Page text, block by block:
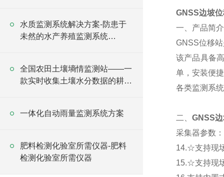
水质监测系统解决方案-防患于
未然的水产养殖监测系统
全国农田土壤墒情监测站——一
款实时收集土壤水分数据的耕地
一体化自动雨量监测系统方案
肥料检测化验室所需仪器-肥料
检测化验室所需仪器
GNSS边坡
一、产品简介
GNSS位移
该产品具备
单，安装便
各类监测系
二、 GNSS
采集器参数：
14.☆支持现
15.☆支持现